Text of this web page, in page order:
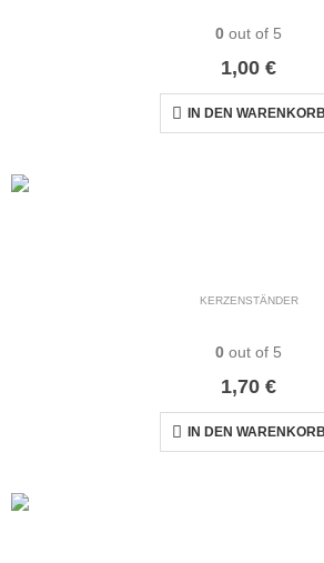
0 out of 5
1,00 €
IN DEN WARENKORB
KERZENSTÄNDER
0 out of 5
1,70 €
IN DEN WARENKORB